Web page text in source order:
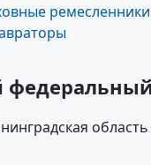
область